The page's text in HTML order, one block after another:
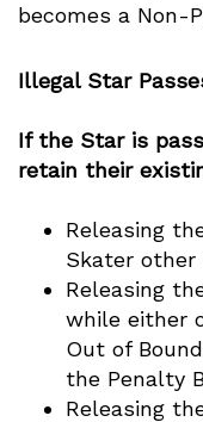
becomes a Non-
Illegal Star
If the Star is
retain their
Releasing
Skater
Releasing
while either
Out of
the Penalty
Releasing